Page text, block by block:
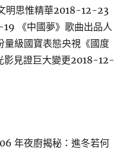
明思惟精華2018-12-23
《中國夢》歌曲出品人
級國寶表態央視《國度
影見證巨大變更2018-12-
年夜廚揭秘：進冬若何